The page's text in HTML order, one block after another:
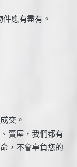
應有盡有。
交。
賣屋，我們都有
，不會辜負您的